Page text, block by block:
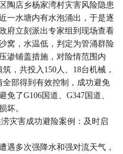
店乡杨家湾村灾害风险隐患
一水塘内有水泡涌出，于是逐
府立刻派出专家组到现场查看
窝，水温低，判定为管涌群险
渗铺盖措施，对险情范围内
，共投入150人、18台机械，
全部得到有效控制，成功避免
了G106国道、G347国道、
坏。
灾害成功避险案例：及时启
多次强降水和强对流天气，